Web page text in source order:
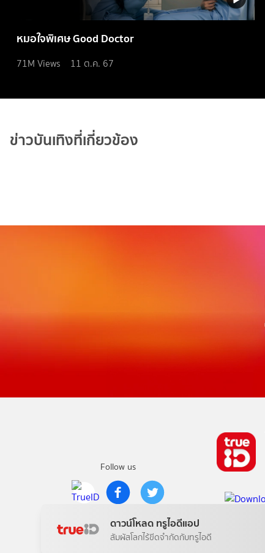
หมอใจพิเศษ Good Doctor
71M Views 11 ต.ค. 67
ข่าวบันเทิงที่เกี่ยวข้อง
ดาวน์โหลด ทรูไอดีแอป
สัมผัสโลกไร้ขีดจำกัดกับทรูไอดี
Follow us
Copyright © True Digital Group Company Limited.
All rights reserved